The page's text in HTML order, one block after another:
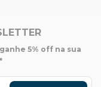
5% off na sua